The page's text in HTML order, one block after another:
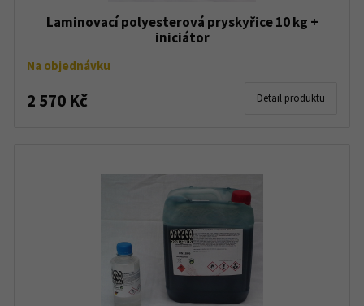
Laminovací polyesterová pryskyřice 10 kg +
iniciátor
Na objednávku
2 570 Kč Detail produktu